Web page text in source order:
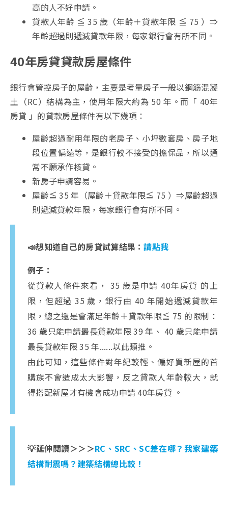
高的人不好申請。
貸款人年齡 ≦ 35 歲（年齡＋貸款年限 ≦ 75 ）⇒
年齡超過則遞減貸款年限，每家銀行會有所不同。
40年房貸貸款房屋條件
銀行會管控房子的屋齡，主要是考量房子一般以鋼筋混凝
土（RC）結構為主，使用年限大約為 50 年。而「 40年
房貸 」的貸款房屋條件有以下幾項：
屋齡超過耐用年限的老房子、小坪數套房、房子地
段位置偏遠等，是銀行較不接受的擔保品，所以通
常不願承作核貸。
新房子申請容易。
屋齡≦ 35 年（屋齡＋貸款年限≦ 75 ）⇒屋齡超過
則遞減貸款年限，每家銀行會有所不同。
📣想知道自己的房貸試算結果：請點我
例子：
從貸款人條件來看， 35 歲是申請 40年房貸 的上
限，但超過 35 歲，銀行由 40 年開始遞減貸款年
限，總之還是會滿足年齡＋貸款年限≦ 75 的限制：
36 歲只能申請最長貸款年限 39 年、 40 歲只能申請
最長貸款年限 35 年......以此類推。
由此可知，這些條件對年紀較輕、偏好買新屋的首
購族不會造成太大影響，反之貸款人年齡較大，就
得搭配新屋才有機會成功申請 40年房貸 。
💡延伸閱讀＞＞＞RC、SRC、SC差在哪？我家建築
結構耐震嗎？建築結構總比較！